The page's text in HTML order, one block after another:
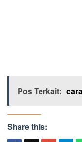
Pos Terkait:
Share this: